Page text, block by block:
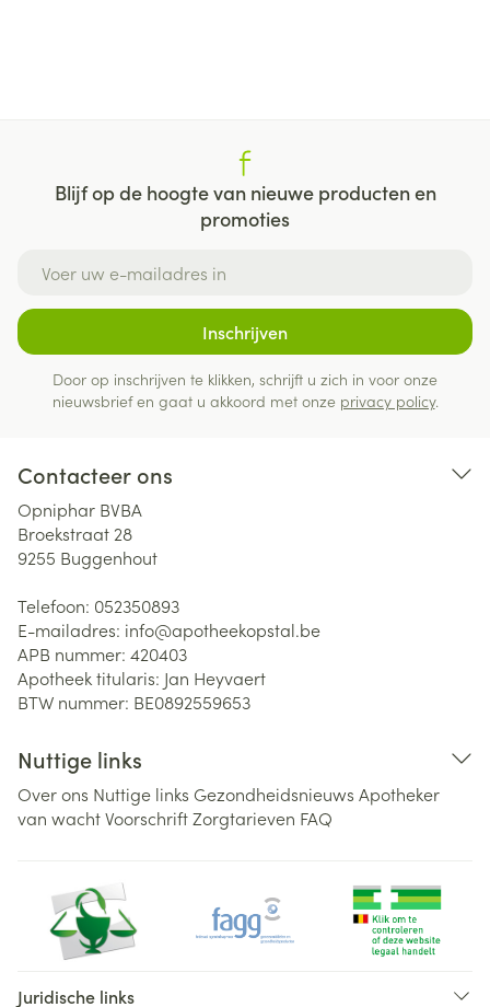
Blijf op de hoogte van nieuwe producten en
promoties
Inschrijven
Door op inschrijven te klikken, schrijft u zich in voor onze
nieuwsbrief en gaat u akkoord met onze privacy policy.
Contacteer ons
Opniphar BVBA
Broekstraat 28
9255 Buggenhout
Telefoon: 052350893
E-mailadres: info@apotheekopstal.be
APB nummer: 420403
Apotheek titularis: Jan Heyvaert
BTW nummer: BE0892559653
Nuttige links
Over ons Nuttige links Gezondheidsnieuws Apotheker
van wachtVoorschriftZorgtarieven FAQ
Juridische links